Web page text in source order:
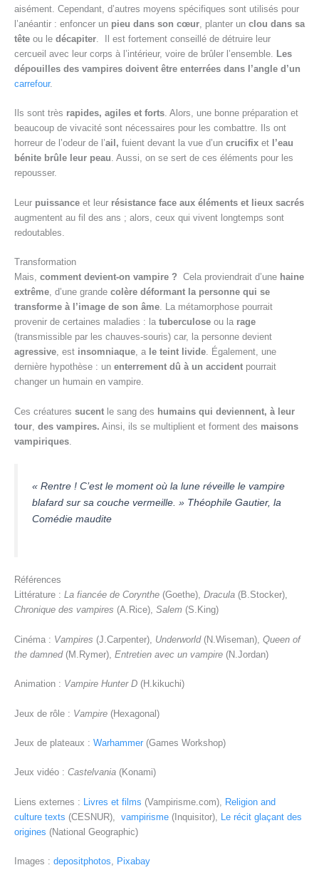
aisément. Cependant, d’autres moyens spécifiques sont utilisés pour
l’anéantir : enfoncer un pieu dans son cœur , planter un clou dans sa
tête ou le décapiter . Il est fortement conseillé de détruire leur
cercueil avec leur corps à l’intérieur, voire de brûler l’ensemble.
Les
dépouilles des vampires doivent être enterrées dans l’angle d’un
carrefour.
Ils sont très rapides, agiles et forts. Alors, une bonne préparation et
beaucoup de vivacité sont nécessaires pour les combattre. Ils ont
horreur de l’odeur de l’ail, fuient devant la vue d’un crucifix et l’eau
bénite brûle leur peau. Aussi, on se sert de ces éléments pour les
repousser.
Leur puissance et leur résistance face aux éléments et lieux sacrés
augmentent au fil des ans ; alors, ceux qui vivent longtemps sont
redoutables.
Transformation
Mais, comment devient-on vampire ? Cela proviendrait d’une haine
extrême, d’une grande colère déformant la personne qui se
transforme à l’image de son âme. La métamorphose pourrait
provenir de certaines maladies : la tuberculose ou la rage
(transmissible par les chauves-souris) car, la personne devient
agressive, est insomniaque, a le teint livide. Également, une
dernière hypothèse : un enterrement dû à un accident pourrait
changer un humain en vampire.
Ces créatures sucent le sang des humains qui deviennent, à leur
tour des vampires. Ainsi, ils se multiplient et forment des maisons
vampiriques
« Rentre ! C’est le moment où la lune réveille le vampire
blafard sur sa couche vermeille. » Théophile Gautier, la
Comédie maudite
Références
Littérature : La fiancée de Corynthe (Goethe), Dracula (B.Stocker),
Chronique des vampires (A.Rice), Salem (S.King)
Cinéma : Vampires (J.Carpenter), Underworld (N.Wiseman), Queen of
the damned(M.Rymer), Entretien avec un vampire (N.Jordan)
Animation : Vampire Hunter D (H.kikuchi)
Jeux de rôle : Vampire (Hexagonal)
Jeux de plateaux : Warhammer (Games Workshop)
Jeux vidéo : Castelvania (Konami)
Liens externes : Livres et films (Vampirisme.com),
Religion and
culture texts (CESNUR), vampirisme (Inquisitor),
Le récit glaçant des
origines (National Geographic)
Images : depositphotos, Pixabay